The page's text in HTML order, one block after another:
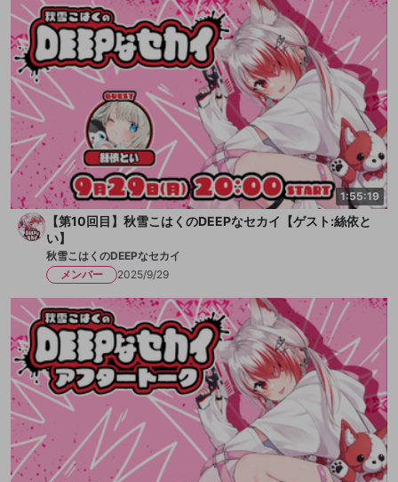
1:55:19
【第10回目】秋雪こはくのDEEPなセカイ【ゲスト:絲依と
い】
秋雪こはくのDEEPなセカイ
メンバー
2025/9/29